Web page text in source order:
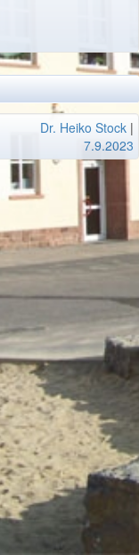
Dr. Heiko Stock |
7.9.2023